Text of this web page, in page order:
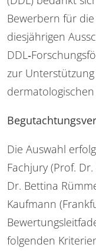
Bewerbern für
diesjährigen
zur
Die Auswahl
Fachjury (Prof.
Dr. Bettina
Kaufmann
folgenden